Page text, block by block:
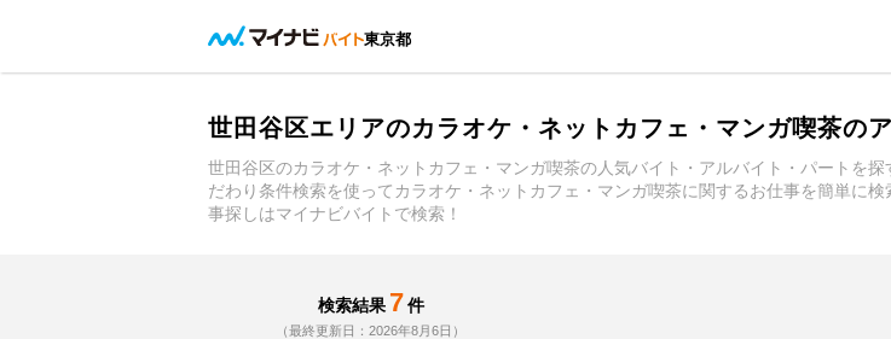
東京都
世田谷区エリアのカラオケ・ネットカフェ・マンガ喫茶の
世田谷区のカラオケ・ネットカフェ・マンガ喫茶の人気バイト・アルバイト・パートを
だわり条件検索を使ってカラオケ・ネットカフェ・マンガ喫茶に関するお仕事を簡単に
事探しはマイナビバイトで検索！
検索結果 7 件
（最終更新日：2026年8月6日）